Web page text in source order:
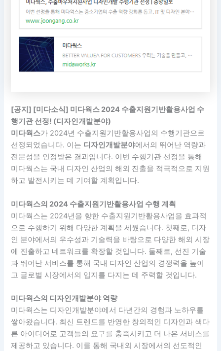
[공지] [미다소식] 미다웍스 2024 수출지원기반활용사업 수
행기관 선정! (디자인개발분야)
미다웍스가 2024년 수출지원기반활용사업의 수행기관으로
선정되었습니다. 이는 디자인개발분야에서의 뛰어난 역량과
전문성을 인정받은 결과입니다. 이번 수행기관 선정을 통해
미다웍스는 국내 디자인 산업의 해외 진출을 적극적으로 지원
하고 발전시키는 데 기여할 계획입니다.
미다웍스의 2024 수출지원기반활용사업 수행 계획
미다웍스는 2024년을 향한 수출지원기반활용사업을 효과적
으로 수행하기 위해 다양한 계획을 세웠습니다. 첫째로, 디자
인 분야에서의 우수성과 기술력을 바탕으로 다양한 해외 시장
에 진출하고 네트워크를 확장할 것입니다. 둘째로, 선진 기술
과 뛰어난 서비스를 통해 국내 디자인 산업의 경쟁력을 높이
고 글로벌 시장에서의 입지를 다지는 데 주력할 것입니다.
미다웍스의 디자인개발분야 역량
미다웍스는 디자인개발분야에서 다년간의 경험과 노하우를
쌓아왔습니다. 최신 트렌드를 반영한 창의적인 디자인과 색다
른 아이디어로 고객들의 요구를 충족시키고 더 나은 서비스를
제공하고 있습니다. 이를 통해 국내외 시장에서의 선도적인